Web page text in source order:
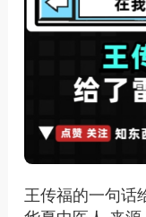
·特急预警】关
节返乡期间“闪
急提示
王传福的一句话